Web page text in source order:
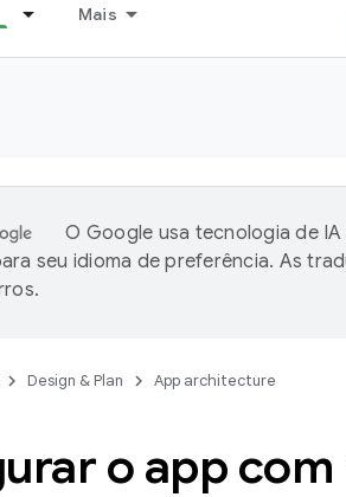
Mais
O Google usa tecnologia de
seu idioma de preferência. As
Design & Plan App architecture
o app